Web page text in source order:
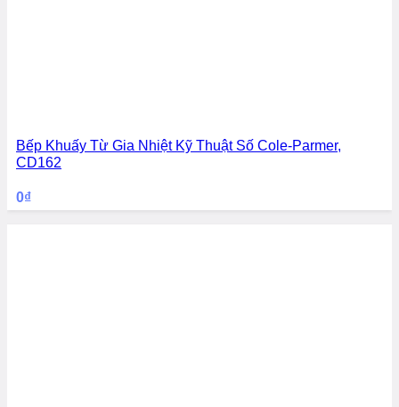
Bếp Khuấy Từ Gia Nhiệt Kỹ Thuật Số Cole-Parmer,
CD162
0₫